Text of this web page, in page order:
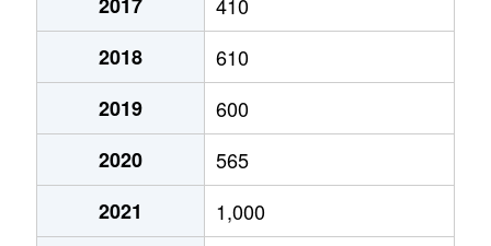
2018
610
2019
600
2020
565
2021
1,000